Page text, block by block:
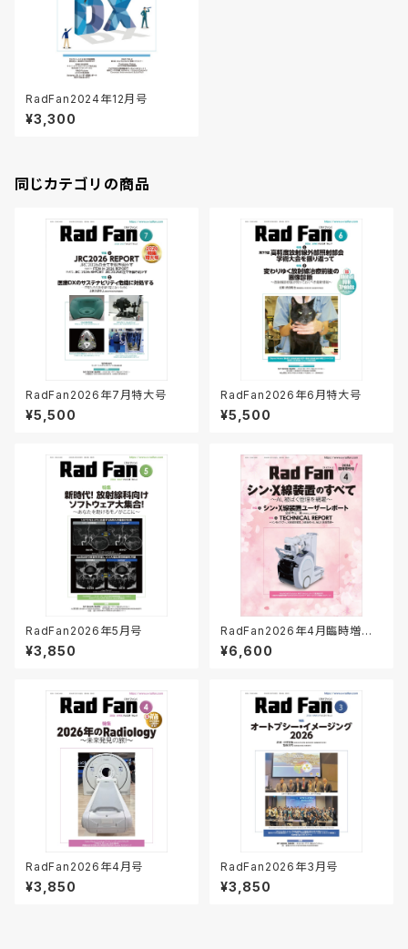
RadFan2024年12月号
¥3,300
同じカテゴリの商品
RadFan2026年7月特大号
¥5,500
RadFan2026年6月特大号
¥5,500
RadFan2026年5月号
¥3,850
RadFan2026年4月臨時増刊
号
¥6,600
RadFan2026年4月号
¥3,850
RadFan2026年3月号
¥3,850